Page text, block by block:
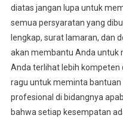
diatas jangan lupa untuk
semua persyaratan yang
lengkap, surat lamaran, dan
akan membantu Anda untuk
Anda terlihat lebih kompeten
ragu untuk meminta
profesional di bidangnya
bahwa setiap kesempatan